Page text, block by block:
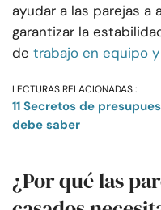
ayudar a las parejas a
garantizar la
de trabajo en equipo
LECTURAS RELACIONADAS :
11 Secretos de
debe saber
¿Por qué las